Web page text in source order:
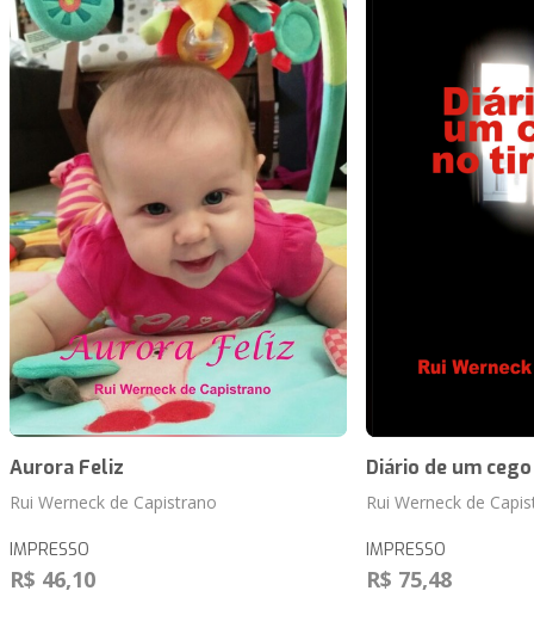
Aurora Feliz
Rui Werneck de Capistrano
IMPRESSO
R$ 46,10
Diário de um
Rui Werneck de
IMPRESSO
R$ 75,48